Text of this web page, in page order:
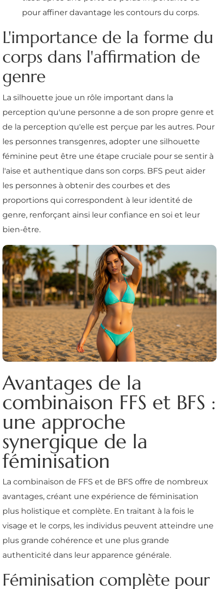
pour affiner davantage les contours du corps.
L'importance de la forme du
corps dans l'affirmation de
genre
La silhouette joue un rôle important dans la
perception qu'une personne a de son propre genre et
de la perception qu'elle est perçue par les autres. Pour
les personnes transgenres, adopter une silhouette
féminine peut être une étape cruciale pour se sentir à
l'aise et authentique dans son corps. BFS peut aider
les personnes à obtenir des courbes et des
proportions qui correspondent à leur identité de
genre, renforçant ainsi leur confiance en soi et leur
bien-être.
Avantages de la
combinaison FFS et BFS :
une approche
synergique de la
féminisation
La combinaison de FFS et de BFS offre de nombreux
avantages, créant une expérience de féminisation
plus holistique et complète. En traitant à la fois le
visage et le corps, les individus peuvent atteindre une
plus grande cohérence et une plus grande
authenticité dans leur apparence générale.
Féminisation complète pour